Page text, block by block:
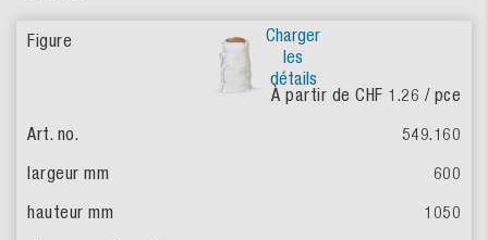
Charger
les
détails
À partir de CHF 1.26 / pce
549.160
600
1050